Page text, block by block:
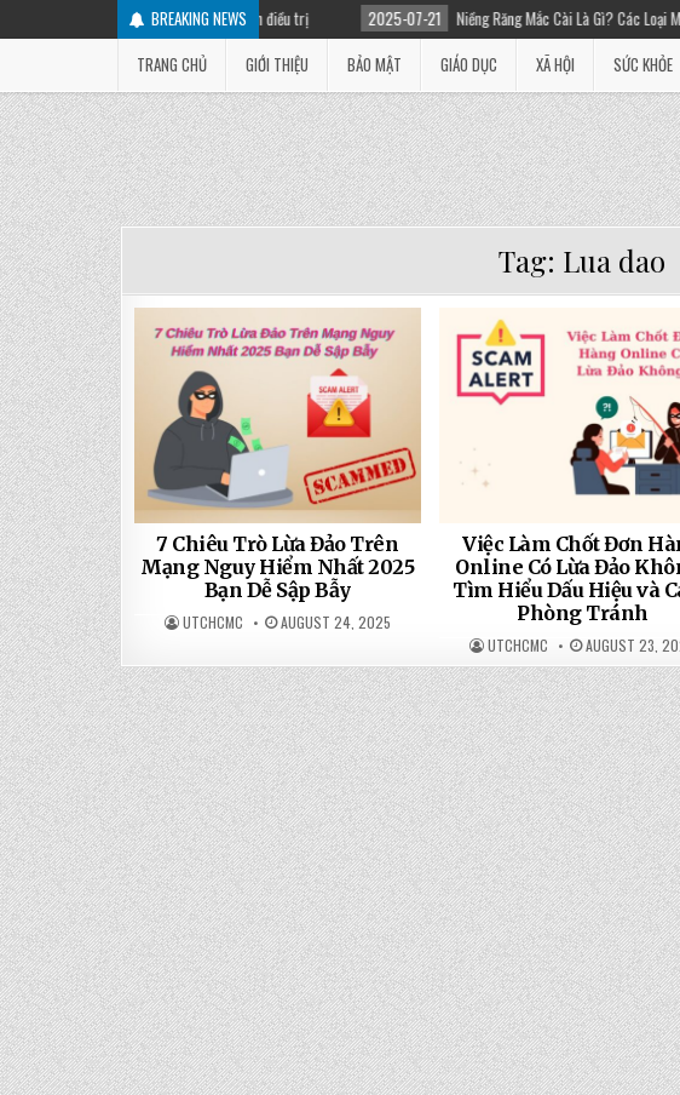
BREAKING NEWS
sứ bị đau: Nguyên nhân và cách điều trị 2025-07-21 Niềng Răng Mắc Cài Là Gì? Các Loại Mắc Cài
TRANG CHỦ
GIỚI THIỆU BẢO MẬT GIÁO DỤC XÃ HỘI SỨC KHỎE
Tag: Lua dao
7 Chiêu Trò Lừa Đảo Trên
Mạng Nguy Hiểm Nhất 2025
Bạn Dễ Sập Bẫy
UTCHCMC AUGUST 24, 2025
Việc Làm Chốt Đơn
Online Có Lừa Đảo
Tìm Hiểu Dấu Hiệu và
Phòng Tránh
UTCHCMC AUGUST 23,